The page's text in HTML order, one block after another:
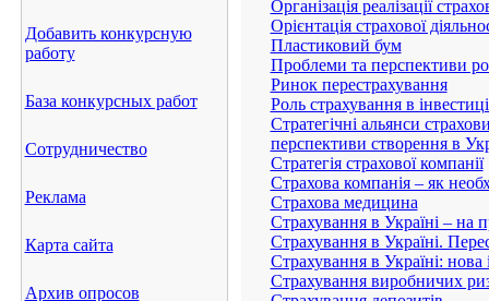
Добавить конкурсную
работу
База конкурсных работ
Сотрудничество
Реклама
Карта сайта
Архив опросов
Організація реалізації
Орієнтація страхової
Пластиковий бум
Проблеми та перспективи
Ринок перестрахування
Роль страхування в
Стратегічні альянси
перспективи створення в
Стратегія страхової компанії
Страхова компанія – як
Страхова медицина
Страхування в Україні –
Страхування в Україні.
Страхування в Україні: нова
Страхування виробничих